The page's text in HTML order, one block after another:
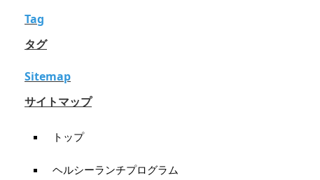
Tag
タグ
Sitemap
サイトマップ
トップ
ヘルシーランチプログラム